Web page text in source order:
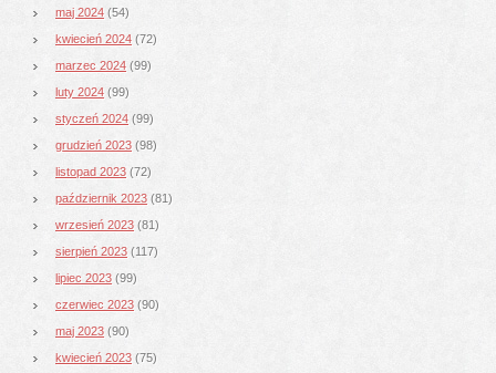
maj 2024 (54)
kwiecień 2024 (72)
marzec 2024 (99)
luty 2024 (99)
styczeń 2024 (99)
grudzień 2023 (98)
listopad 2023 (72)
październik 2023 (81)
wrzesień 2023 (81)
sierpień 2023 (117)
lipiec 2023 (99)
czerwiec 2023 (90)
maj 2023 (90)
kwiecień 2023 (75)